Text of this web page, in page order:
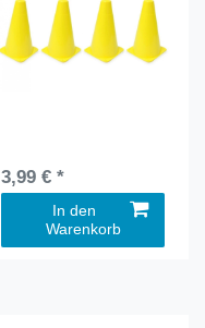
3,99 € *
In den
Warenkorb